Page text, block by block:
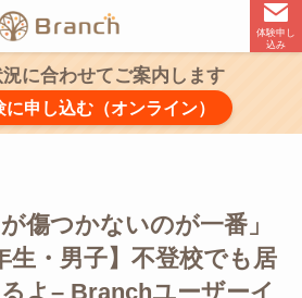
体験申し
込み
に合わせてご案内します
に申し込む（オンライン）
が傷つかないのが一番」
生・男子】不登校でも居
よ– Branchユーザーイ